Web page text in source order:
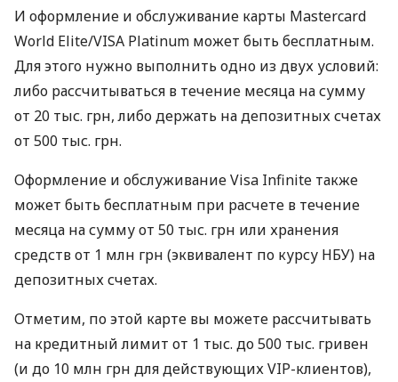
И оформление и обслуживание карты Mastercard
World Elite/VISA Platinum может быть бесплатным.
Для этого нужно выполнить одно из двух условий:
либо рассчитываться в течение месяца на сумму
от 20 тыс. грн, либо держать на депозитных счетах
от 500 тыс. грн.
Оформление и обслуживание Visa Infinite также
может быть бесплатным при расчете в течение
месяца на сумму от 50 тыс. грн или хранения
средств от 1 млн грн (эквивалент по курсу НБУ) на
депозитных счетах.
Отметим, по этой карте вы можете рассчитывать
на кредитный лимит от 1 тыс. до 500 тыс. гривен
(и до 10 млн грн для действующих VIP-клиентов),